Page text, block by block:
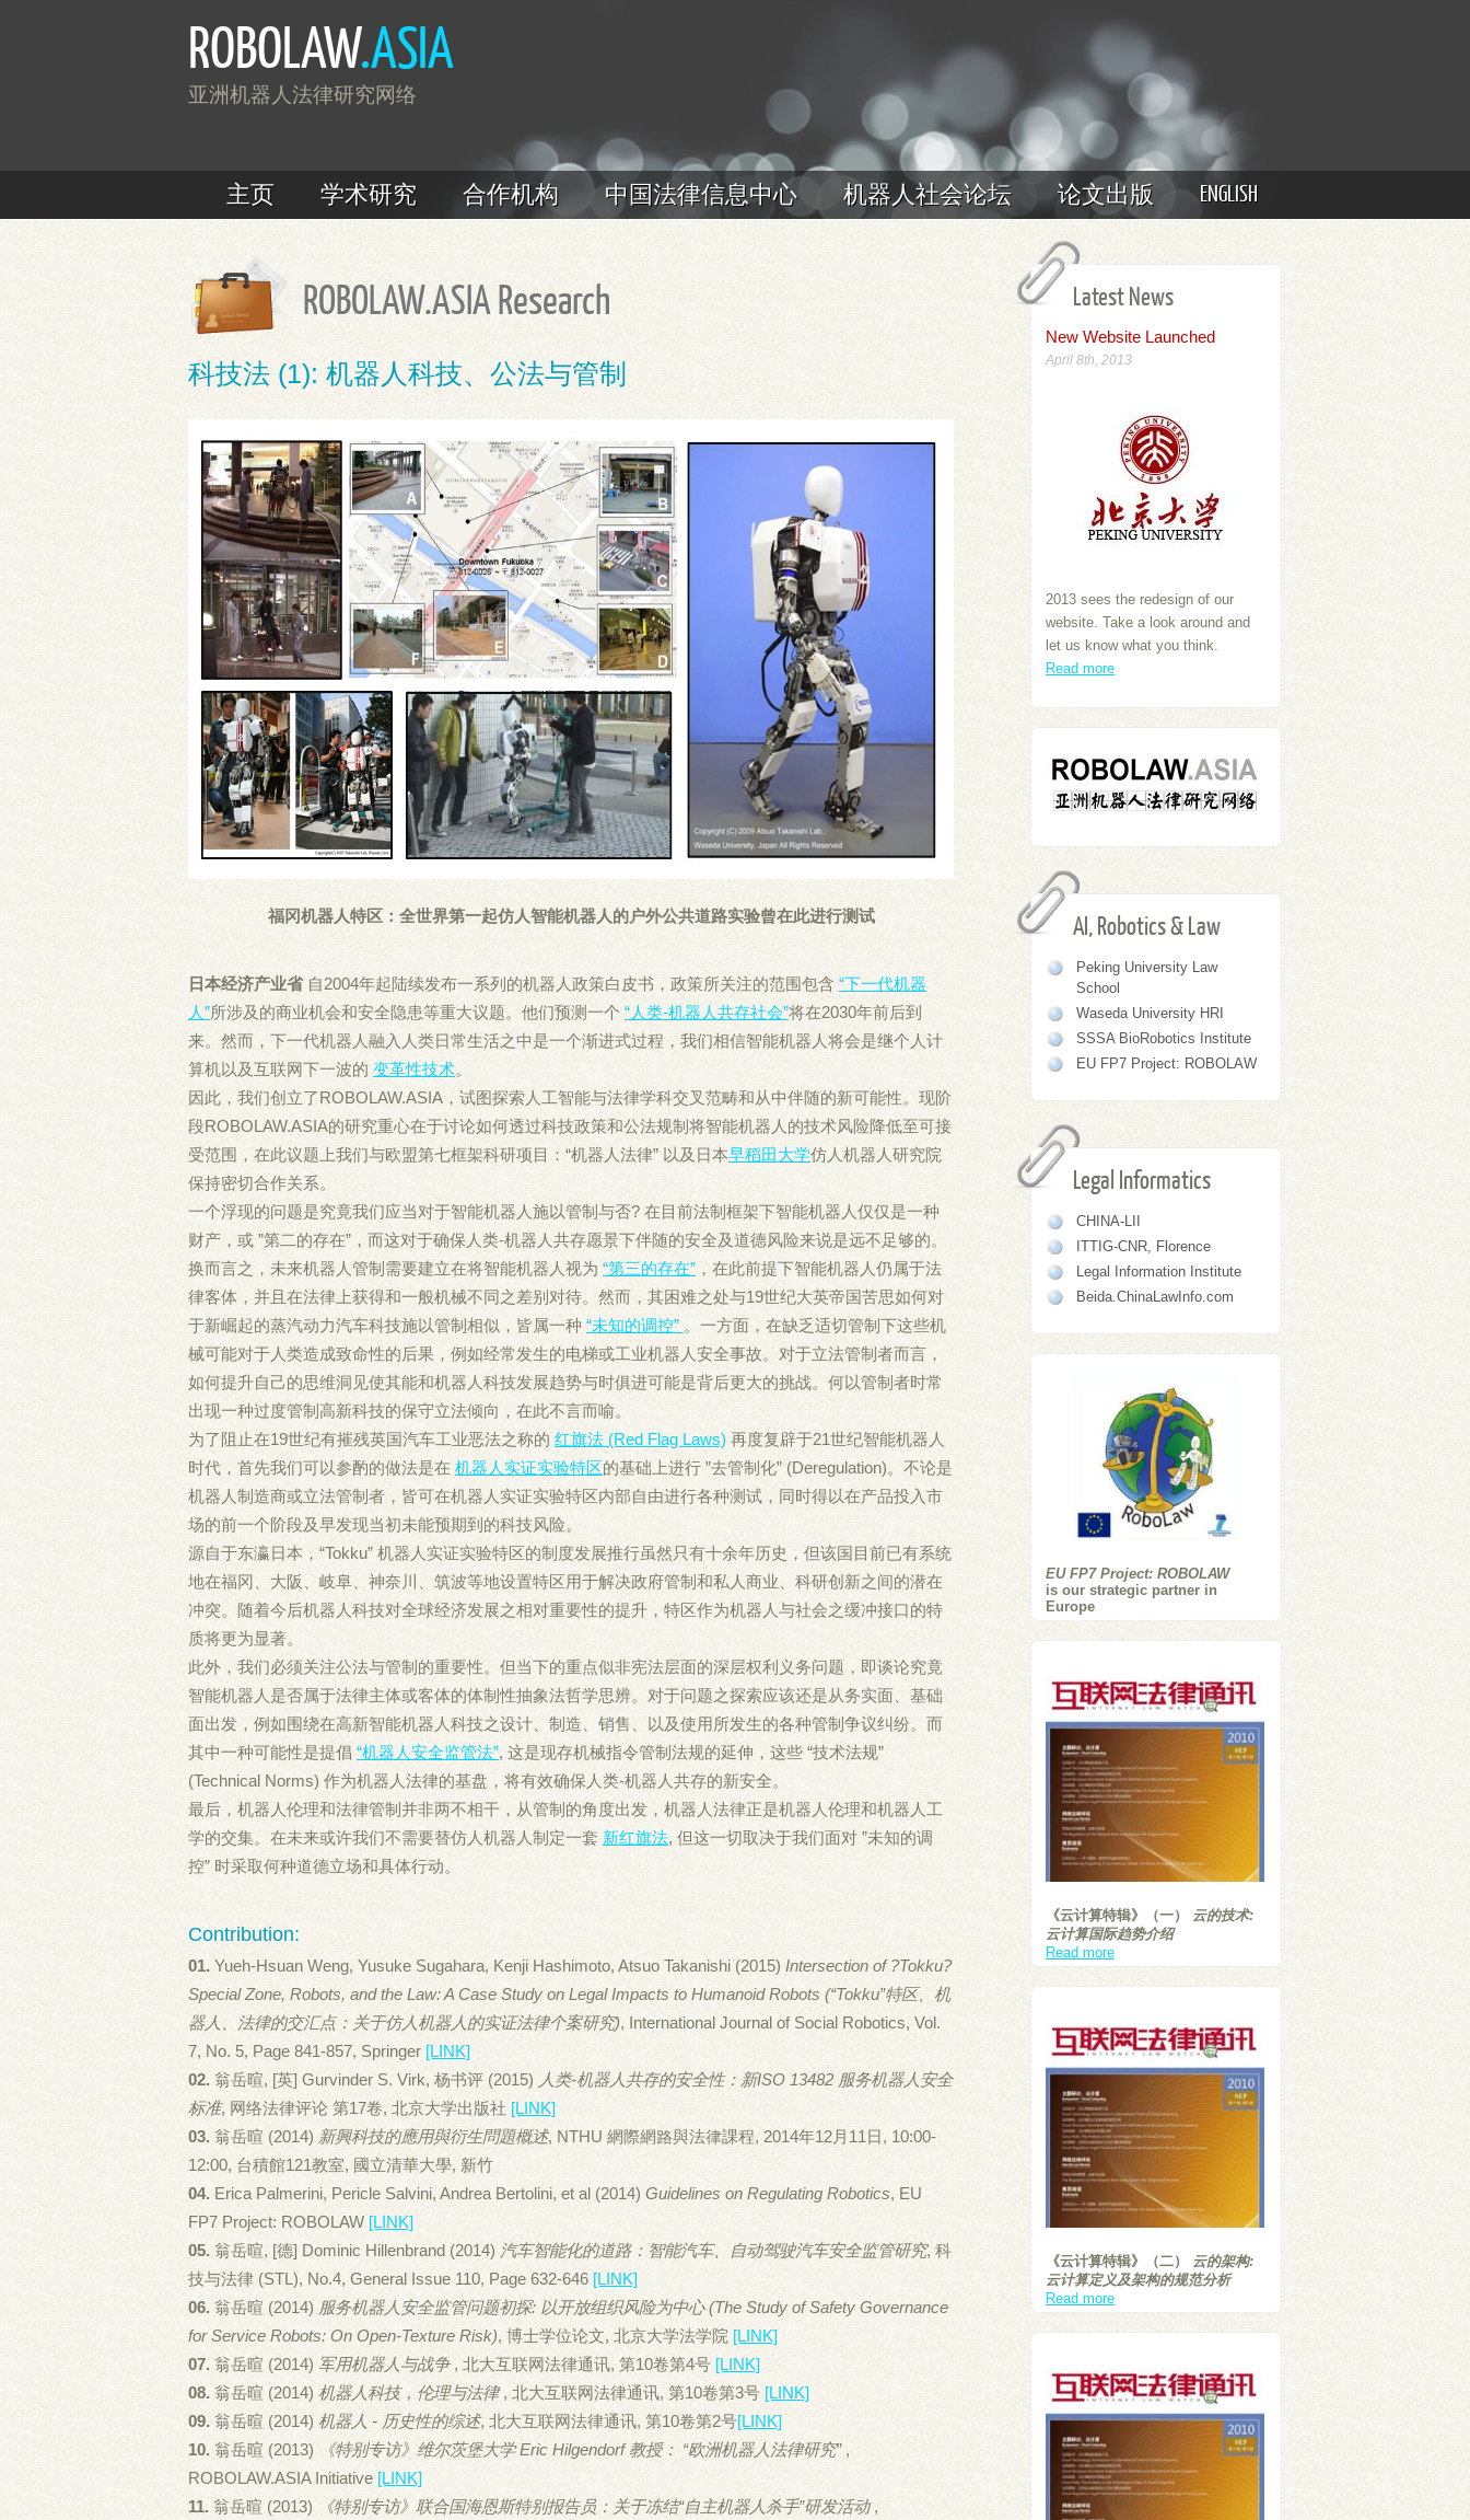
ROBOLAW.ASIA
亚洲机器人法律研究网络
主页 学术研究 合作机构 中国法律信息中心 机器人社会论坛 论文出版 ENGLISH
Latest News
New Website Launched
April 8th, 2013
2013 sees the redesign of our
website. Take a look around and
let us know what you think.
Read more
AI, Robotics & Law
Peking University Law
School
Waseda University HRI
SSSA BioRobotics Institute
EU FP7 Project: ROBOLAW
Legal Informatics
CHINA-LII
ITTIG-CNR, Florence
Legal Information Institute
Beida.ChinaLawInfo.com
EU FP7 Project: ROBOLAW
is our strategic partner in
Europe
《云计算特辑》（一） 云的技术:
云计算国际趋势介绍
Read more
《云计算特辑》（二） 云的架构:
云计算定义及架构的规范分析
Read more
ROBOLAW.ASIA Research
科技法 (1): 机器人科技、公法与管制
福冈机器人特区：全世界第一起仿人智能机器人的户外公共道路实验曾在此进行测试
日本经济产业省自2004年起陆续发布一系列的机器人政策白皮书，政策所关注的范围包含 “下一代机器
人”所涉及的商业机会和安全隐患等重大议题。他们预测一个 “人类-机器人共存社会”将在2030年前后到
来。然而，下一代机器人融入人类日常生活之中是一个渐进式过程，我们相信智能机器人将会是继个人计
算机以及互联网下一波的 变革性技术。
因此，我们创立了ROBOLAW.ASIA，试图探索人工智能与法律学科交叉范畴和从中伴随的新可能性。现阶
段ROBOLAW.ASIA的研究重心在于讨论如何透过科技政策和公法规制将智能机器人的技术风险降低至可接
受范围，在此议题上我们与欧盟第七框架科研项目：“机器人法律” 以及日本早稻田大学仿人机器人研究院
保持密切合作关系。
一个浮现的问题是究竟我们应当对于智能机器人施以管制与否? 在目前法制框架下智能机器人仅仅是一种
财产，或 ”第二的存在”，而这对于确保人类-机器人共存愿景下伴随的安全及道德风险来说是远不足够的。
换而言之，未来机器人管制需要建立在将智能机器人视为 “第三的存在” ，在此前提下智能机器人仍属于法
律客体，并且在法律上获得和一般机械不同之差别对待。然而，其困难之处与19世纪大英帝国苦思如何对
于新崛起的蒸汽动力汽车科技施以管制相似，皆属一种 “未知的调控” 。一方面，在缺乏适切管制下这些机
械可能对于人类造成致命性的后果，例如经常发生的电梯或工业机器人安全事故。对于立法管制者而言，
如何提升自己的思维洞见使其能和机器人科技发展趋势与时俱进可能是背后更大的挑战。何以管制者时常
出现一种过度管制高新科技的保守立法倾向，在此不言而喻。
为了阻止在19世纪有摧残英国汽车工业恶法之称的 红旗法 (Red Flag Laws) 再度复辟于21世纪智能机器人
时代，首先我们可以参酌的做法是在 机器人实证实验特区的基础上进行 ”去管制化” (Deregulation)。不论是
机器人制造商或立法管制者，皆可在机器人实证实验特区内部自由进行各种测试，同时得以在产品投入市
场的前一个阶段及早发现当初未能预期到的科技风险。
源自于东瀛日本，“Tokku” 机器人实证实验特区的制度发展推行虽然只有十余年历史，但该国目前已有系统
地在福冈、大阪、岐阜、神奈川、筑波等地设置特区用于解决政府管制和私人商业、科研创新之间的潜在
冲突。随着今后机器人科技对全球经济发展之相对重要性的提升，特区作为机器人与社会之缓冲接口的特
质将更为显著。
此外，我们必须关注公法与管制的重要性。但当下的重点似非宪法层面的深层权利义务问题，即谈论究竟
智能机器人是否属于法律主体或客体的体制性抽象法哲学思辨。对于问题之探索应该还是从务实面、基础
面出发，例如围绕在高新智能机器人科技之设计、制造、销售、以及使用所发生的各种管制争议纠纷。而
其中一种可能性是提倡 “机器人安全监管法”, 这是现存机械指令管制法规的延伸，这些 “技术法规”
(Technical Norms) 作为机器人法律的基盘，将有效确保人类-机器人共存的新安全。
最后，机器人伦理和法律管制并非两不相干，从管制的角度出发，机器人法律正是机器人伦理和机器人工
学的交集。在未来或许我们不需要替仿人机器人制定一套 新红旗法, 但这一切取决于我们面对 ”未知的调
控” 时采取何种道德立场和具体行动。
Contribution:
01. Yueh-Hsuan Weng, Yusuke Sugahara, Kenji Hashimoto, Atsuo Takanishi (2015) Intersection of ?Tokku?
Special Zone, Robots, and the Law: A Case Study on Legal Impacts to Humanoid Robots (“Tokku”特区、机
器人、法律的交汇点：关于仿人机器人的实证法律个案研究), International Journal of Social Robotics, Vol.
7, No. 5, Page 841-857, Springer [LINK]
02. 翁岳暄, [英] Gurvinder S. Virk, 杨书评 (2015) 人类-机器人共存的安全性：新ISO 13482 服务机器人安全
标准, 网络法律评论 第17卷, 北京大学出版社 [LINK]
03. 翁岳暄 (2014) 新興科技的應用與衍生問題概述, NTHU 網際網路與法律課程, 2014年12月11日, 10:00-
12:00, 台積館121教室, 國立清華大學, 新竹
04. Erica Palmerini, Pericle Salvini, Andrea Bertolini, et al (2014) Guidelines on Regulating Robotics, EU
FP7 Project: ROBOLAW [LINK]
05. 翁岳暄, [德] Dominic Hillenbrand (2014) 汽车智能化的道路：智能汽车、自动驾驶汽车安全监管研究, 科
技与法律 (STL), No.4, General Issue 110, Page 632-646 [LINK]
06. 翁岳暄 (2014) 服务机器人安全监管问题初探: 以开放组织风险为中心 (The Study of Safety Governance
for Service Robots: On Open-Texture Risk), 博士学位论文, 北京大学法学院 [LINK]
07. 翁岳暄 (2014) 军用机器人与战争, 北大互联网法律通讯, 第10卷第4号[LINK]
08. 翁岳暄 (2014) 机器人科技，伦理与法律, 北大互联网法律通讯, 第10卷第3号 [LINK]
09. 翁岳暄 (2014) 机器人 - 历史性的综述, 北大互联网法律通讯, 第10卷第2号[LINK]
10. 翁岳暄 (2013) 《特别专访》维尔茨堡大学 Eric Hilgendorf 教授： “欧洲机器人法律研究” ,
ROBOLAW.ASIA Initiative[LINK]
11. 翁岳暄 (2013) 《特别专访》联合国海恩斯特别报告员：关于冻结“自主机器人杀手”研发活动 ,